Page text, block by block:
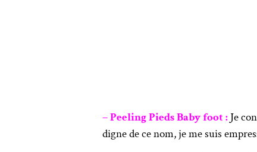
– Peeling Pieds Baby foot : Je
digne de ce nom, je me suis